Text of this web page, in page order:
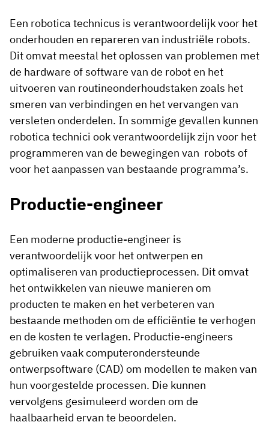
Een robotica technicus is verantwoordelijk voor het
onderhouden en repareren van industriële robots.
Dit omvat meestal het oplossen van problemen met
de hardware of software van de robot en het
uitvoeren van routineonderhoudstaken zoals het
smeren van verbindingen en het vervangen van
versleten onderdelen. In sommige gevallen kunnen
robotica technici ook verantwoordelijk zijn voor het
programmeren van de bewegingen van robots of
voor het aanpassen van bestaande programma’s.
Productie-engineer
Een moderne productie-engineer is
verantwoordelijk voor het ontwerpen en
optimaliseren van productieprocessen. Dit omvat
het ontwikkelen van nieuwe manieren om
producten te maken en het verbeteren van
bestaande methoden om de efficiëntie te verhogen
en de kosten te verlagen. Productie-engineers
gebruiken vaak computerondersteunde
ontwerpsoftware (CAD) om modellen te maken van
hun voorgestelde processen. Die kunnen
vervolgens gesimuleerd worden om de
haalbaarheid ervan te beoordelen.